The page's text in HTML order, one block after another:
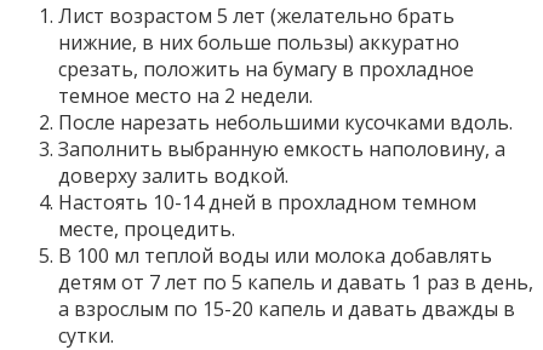
Лист возрастом 5 лет (желательно брать
нижние, в них больше пользы) аккуратно
срезать, положить на бумагу в прохладное
темное место на 2 недели.
После нарезать небольшими кусочками вдоль.
Заполнить выбранную емкость наполовину, а
доверху залить водкой.
Настоять 10-14 дней в прохладном темном
месте, процедить.
В 100 мл теплой воды или молока добавлять
детям от 7 лет по 5 капель и давать 1 раз в день,
а взрослым по 15-20 капель и давать дважды в
сутки.